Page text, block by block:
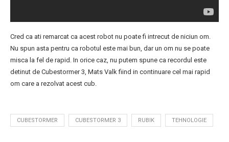
Cred ca ati remarcat ca acest robot nu poate fi intrecut de niciun om.
Nu spun asta pentru ca robotul este mai bun, dar un om nu se poate
misca la fel de rapid. In orice caz, nu putem spune ca recordul este
detinut de Cubestormer 3, Mats Valk fiind in continuare cel mai rapid
om care a rezolvat acest cub.
CUBESTORMER CUBESTORMER 3 RUBIK TEHNOLOGIE